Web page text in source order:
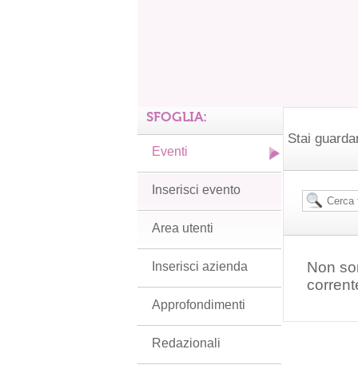
Stai
Non
SFOGLIA:
Eventi
Inserisci evento
Area utenti
Inserisci azienda
Approfondimenti
Redazionali